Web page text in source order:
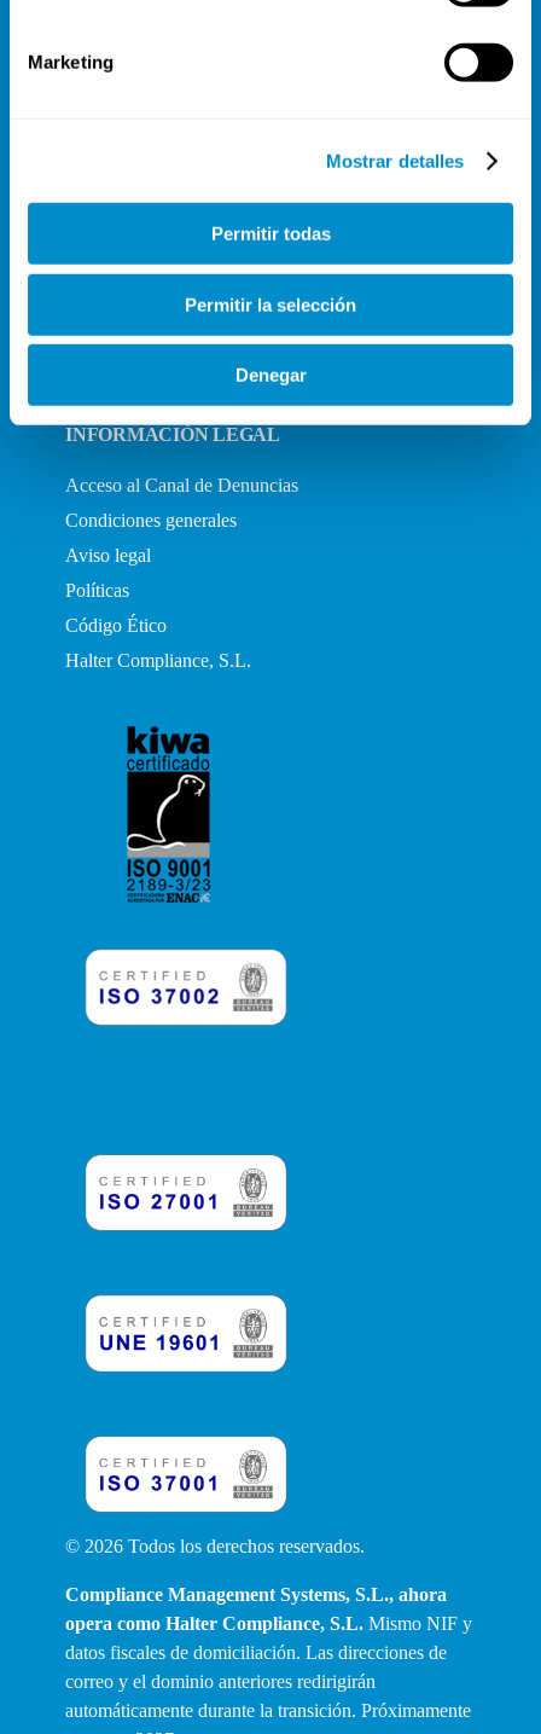
Marketing
Mostrar detalles
Permitir todas
Permitir la selección
Denegar
Blog
Contacto
INFORMACIÓN LEGAL
Acceso al Canal de Denuncias
Condiciones generales
Aviso legal
Políticas
Código Ético
Halter Compliance, S.L.
© 2026 Todos los derechos reservados.
Compliance Management Systems, S.L., ahora
opera como Halter Compliance, S.L. Mismo NIF y
datos fiscales de domiciliación. Las direcciones de
correo y el dominio anteriores redirigirán
automáticamente durante la transición. Próximamente